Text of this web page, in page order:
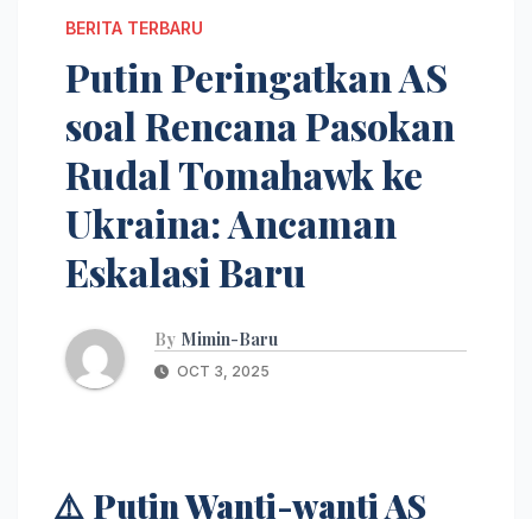
BERITA TERBARU
Putin Peringatkan AS
soal Rencana Pasokan
Rudal Tomahawk ke
Ukraina: Ancaman
Eskalasi Baru
By Mimin-Baru
OCT 3, 2025
⚠️ Putin Wanti-wanti AS